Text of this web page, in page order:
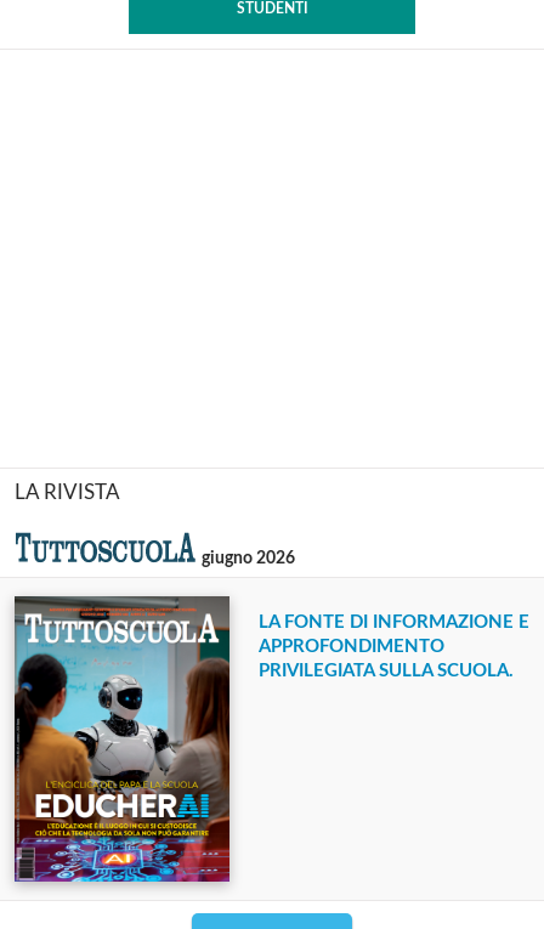
STUDENTI
LA RIVISTA
giugno 2026
LA FONTE DI INFORMAZIONE E
APPROFONDIMENTO
PRIVILEGIATA SULLA SCUOLA.